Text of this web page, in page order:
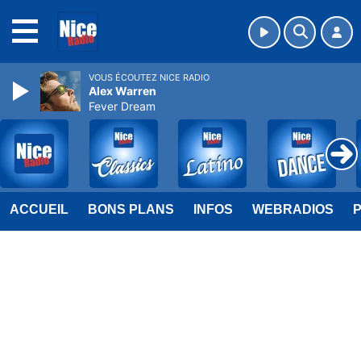
ACCUEIL BONS PLANS INFOS WEBRADIOS
VOUS ÉCOUTEZ NICE RADIO
Alex Warren
Fever Dream